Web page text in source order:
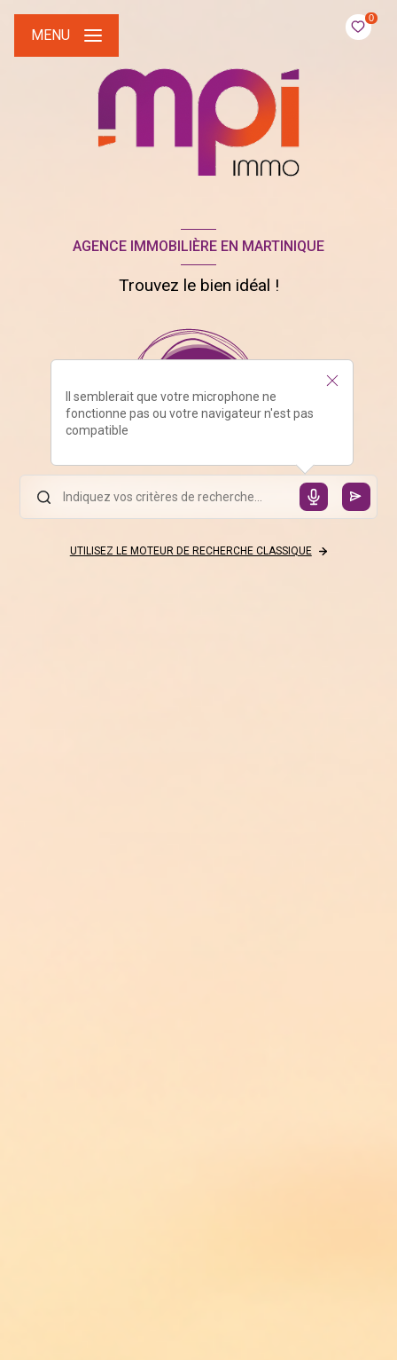
0
MENU
AGENCE IMMOBILIÈRE EN MARTINIQUE
Trouvez le bien idéal !
Il semblerait que votre microphone ne
fonctionne pas ou votre navigateur n'est pas
compatible
UTILISEZ LE MOTEUR DE RECHERCHE CLASSIQUE